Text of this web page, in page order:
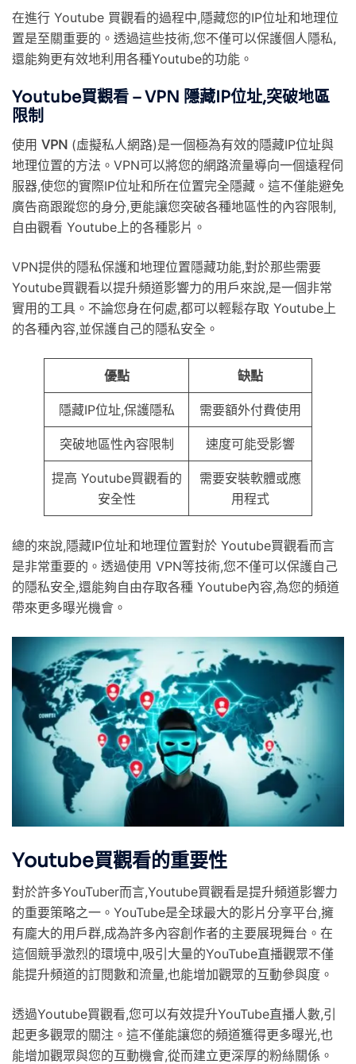
在進行 Youtube 買觀看的過程中,隱藏您的IP位址和地理位
置是至關重要的。透過這些技術,您不僅可以保護個人隱私,
還能夠更有效地利用各種Youtube的功能。
Youtube買觀看 – VPN 隱藏IP位址,突破地區
限制
使用 VPN (虛擬私人網路)是一個極為有效的隱藏IP位址與
地理位置的方法。VPN可以將您的網路流量導向一個遠程伺
服器,使您的實際IP位址和所在位置完全隱藏。這不僅能避免
廣告商跟蹤您的身分,更能讓您突破各種地區性的內容限制,
自由觀看 Youtube上的各種影片。
VPN提供的隱私保護和地理位置隱藏功能,對於那些需要
Youtube買觀看以提升頻道影響力的用戶來說,是一個非常
實用的工具。不論您身在何處,都可以輕鬆存取 Youtube上
的各種內容,並保護自己的隱私安全。
優點 缺點
隱藏IP位址,保護隱私 需要額外付費使用
突破地區性內容限制 速度可能受影響
提高 Youtube買觀看的
安全性
需要安裝軟體或應
用程式
總的來說,隱藏IP位址和地理位置對於 Youtube買觀看而言
是非常重要的。透過使用 VPN等技術,您不僅可以保護自己
的隱私安全,還能夠自由存取各種 Youtube內容,為您的頻道
帶來更多曝光機會。
Youtube買觀看的重要性
對於許多YouTuber而言,Youtube買觀看是提升頻道影響力
的重要策略之一。YouTube是全球最大的影片分享平台,擁
有龐大的用戶群,成為許多內容創作者的主要展現舞台。在
這個競爭激烈的環境中,吸引大量的YouTube直播觀眾不僅
能提升頻道的訂閱數和流量,也能增加觀眾的互動參與度。
透過Youtube買觀看,您可以有效提升YouTube直播人數,引
起更多觀眾的關注。這不僅能讓您的頻道獲得更多曝光,也
能增加觀眾與您的互動機會,從而建立更深厚的粉絲關係。